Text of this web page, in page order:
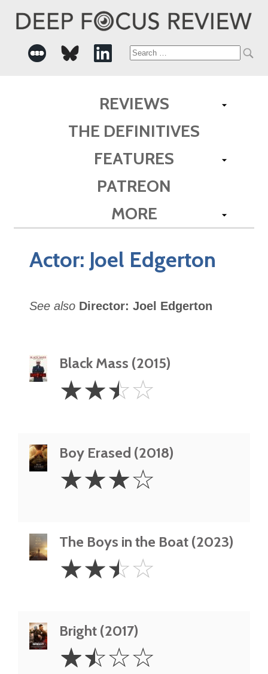
Search
REVIEWS
THE DEFINITIVES
FEATURES
PATREON
MORE
Actor: Joel Edgerton
See also Director: Joel Edgerton
Black Mass (2015)
2.5
Stars
☆☆☆☆
Boy Erased (2018)
Stars
☆☆☆☆
The Boys in the Boat (2023)
2.5
Stars
☆☆☆☆
Bright (2017)
1.5
Stars
☆☆☆☆